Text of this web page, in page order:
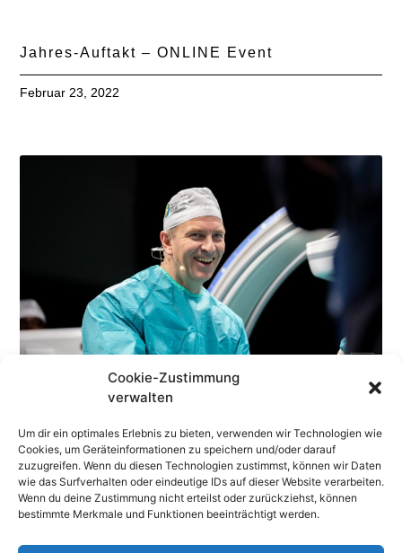
Cookie-Zustimmung
verwalten
Um dir ein optimales Erlebnis zu bieten, verwenden wir Technologien wie
Cookies, um Geräteinformationen zu speichern und/oder darauf
zuzugreifen. Wenn du diesen Technologien zustimmst, können wir Daten
wie das Surfverhalten oder eindeutige IDs auf dieser Website verarbeiten.
Wenn du deine Zustimmung nicht erteilst oder zurückziehst, können
bestimmte Merkmale und Funktionen beeinträchtigt werden.
Jahres-Auftakt – ONLINE Event
Februar 23, 2022